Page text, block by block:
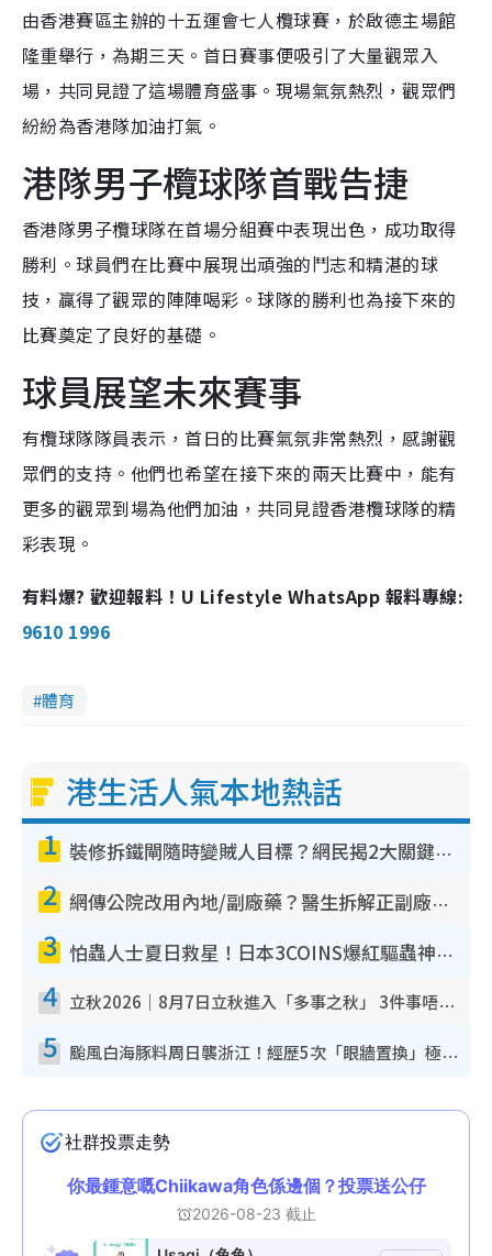
由香港賽區主辦的十五運會七人欖球賽，於啟德主場館
隆重舉行，為期三天。首日賽事便吸引了大量觀眾入
場，共同見證了這場體育盛事。現場氣氛熱烈，觀眾們
紛紛為香港隊加油打氣。
港隊男子欖球隊首戰告捷
香港隊男子欖球隊在首場分組賽中表現出色，成功取得
勝利。球員們在比賽中展現出頑強的鬥志和精湛的球
技，贏得了觀眾的陣陣喝彩。球隊的勝利也為接下來的
比賽奠定了良好的基礎。
球員展望未來賽事
有欖球隊隊員表示，首日的比賽氣氛非常熱烈，感謝觀
眾們的支持。他們也希望在接下來的兩天比賽中，能有
更多的觀眾到場為他們加油，共同見證香港欖球隊的精
彩表現。
有料爆? 歡迎報料！U Lifestyle WhatsApp 報料專線:
9610 1996
體育
港生活人氣本地熱話
1 裝修拆鐵閘隨時變賊人目標？網民揭2大關鍵用途：裝新式等於白裝？附新舊鐵閘分別
2 網傳公院改用內地/副廠藥？醫生拆解正副廠分別 揭4類人換藥隨時出事
3 怕蟲人士夏日救星！日本3COINS爆紅驅蟲神器$45起 1招「全程免觸碰」輕鬆搞定小強
4 立秋2026｜8月7日立秋進入「多事之秋」 3件事唔做得！專家教6招開運 清枱頭／銀包納氣接好運
5 颱風白海豚料周日襲浙江！經歷5次「眼牆置換」極罕見 成登陸內地最長途颱風